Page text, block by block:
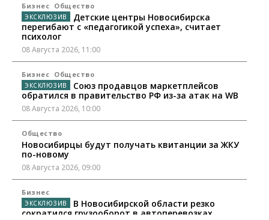
Бизнес Общество
Детские центры Новосибирска
перегибают с «педагогикой успеха», считает
психолог
08 Августа 2026, 11:00
Бизнес Общество
Союз продавцов маркетплейсов
обратился в правительство РФ из-за атак на WB
08 Августа 2026, 10:00
Общество
Новосибирцы будут получать квитанции за ЖКУ
по-новому
08 Августа 2026, 09:00
Бизнес
В Новосибирской области резко
сократился грузооборот в автоперевозках